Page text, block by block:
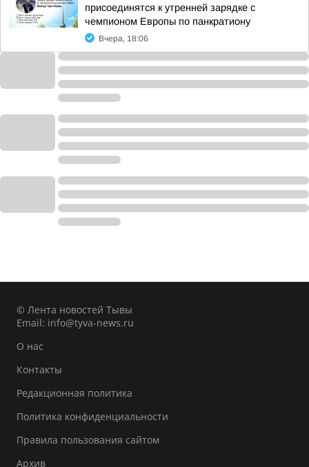
присоединятся к утренней зарядке с
чемпионом Европы по панкратиону
Вчера, 18:06
© Лента новостей Тывы
Email: info@tyva-news.ru
О нас
Контакты
Редакционная политика
Политика конфиденциальности
Правила пользования сайтом
Архив